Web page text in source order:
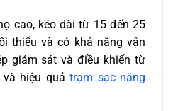
cao, kéo dài từ 15 đến 25
thiểu và có khả năng vận
giám sát và điều khiển từ
hiệu quả trạm sạc năng